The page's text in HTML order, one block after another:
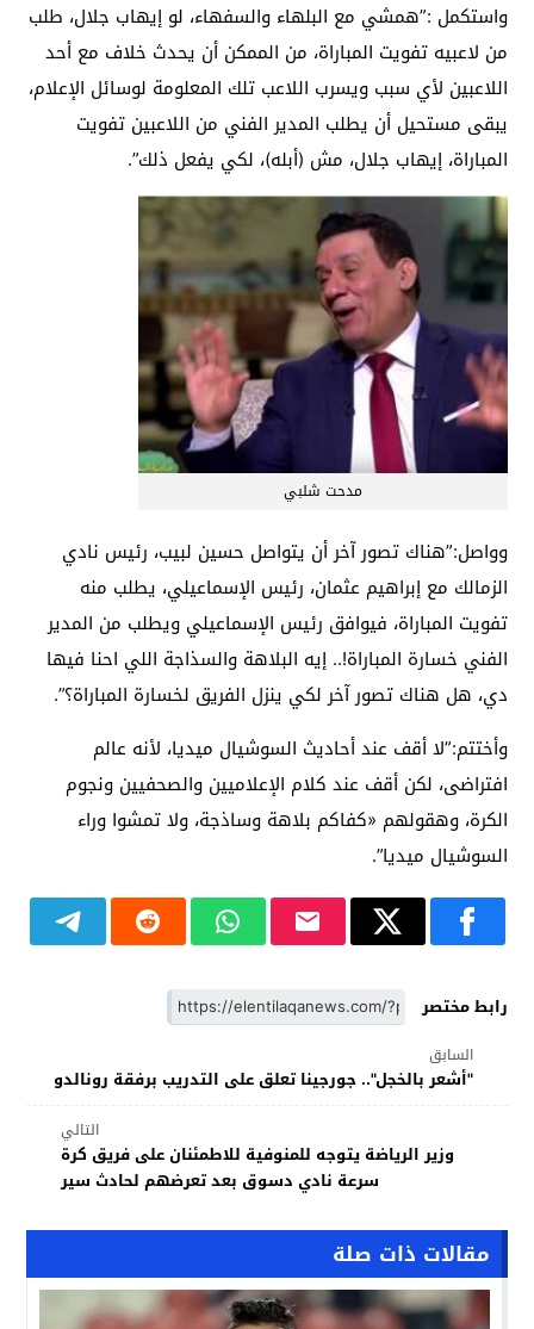
واستكمل :”همشي مع البلهاء والسفهاء، لو إيهاب جلال، طلب
من لاعبيه تفويت المباراة، من الممكن أن يحدث خلاف مع أحد
اللاعبين لأي سبب ويسرب اللاعب تلك المعلومة لوسائل الإعلام،
يبقى مستحيل أن يطلب المدير الفني من اللاعبين تفويت
المباراة، إيهاب جلال، مش (أبله)، لكي يفعل ذلك”.
مدحت شلبي
وواصل:”هناك تصور آخر أن يتواصل حسين لبيب، رئيس نادي
الزمالك مع إبراهيم عثمان، رئيس الإسماعيلي، يطلب منه
تفويت المباراة، فيوافق رئيس الإسماعيلي ويطلب من المدير
الفني خسارة المباراة!.. إيه البلاهة والسذاجة اللي احنا فيها
دي، هل هناك تصور آخر لكي ينزل الفريق لخسارة المباراة؟”.
وأختتم:”لا أقف عند أحاديث السوشيال ميديا، لأنه عالم
افتراضى، لكن أقف عند كلام الإعلاميين والصحفيين ونجوم
الكرة، وهقولهم «كفاكم بلاهة وساذجة، ولا تمشوا وراء
السوشيال ميديا”.
رابط مختصر
السابق
"أشعر بالخجل".. جورجينا تعلق على التدريب برفقة رونالدو
التالي
وزير الرياضة يتوجه للمنوفية للاطمئنان على فريق كرة
سرعة نادي دسوق بعد تعرضهم لحادث سير
مقالات ذات صلة